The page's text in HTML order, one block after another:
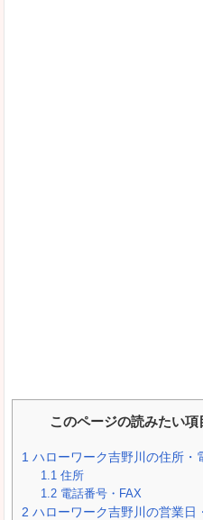
このページの読みたい項
1 ハローワーク吉野川の住所・
1.1 住所
1.2 電話番号・FAX
2 ハローワーク吉野川の営業日